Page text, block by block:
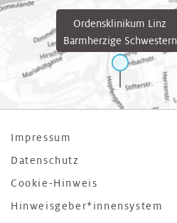
Ordensklinikum Linz
Barmherzige Schwestern
Impressum
Datenschutz
Cookie-Hinweis
Hinweisgeber*innensystem